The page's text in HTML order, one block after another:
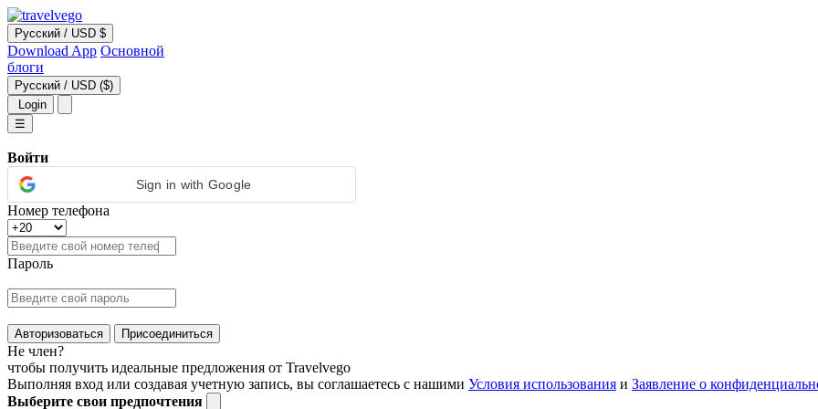
Русский / USD $
Download App Основной
блоги
Русский / USD ($)
Login
☰
Войти
Sign in with Google
Номер телефона
Пароль
Авторизоваться Присоединиться
Не член?
чтобы получить идеальные предложения от Travelvego
Выполняя вход или создавая учетную запись, вы соглашаетесь с нашими Условия использования и Заявление о
Выберите свои предпочтения